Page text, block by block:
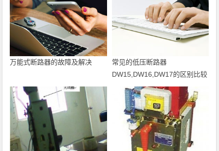
万能式断路器的故障及解决
常见的低压断路器
DW15,DW16,DW17的区别比较